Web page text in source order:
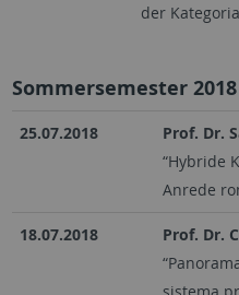
der
Sommersemester 2018
25.07.2018 Prof. Dr.
“Hybride
Anrede
18.07.2018 Prof. Dr.
sistema